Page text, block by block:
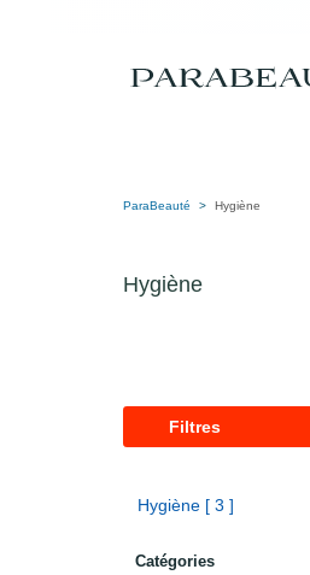
ParaBeauté Hygiène
Hygiène
Filtres
Hygiène [ 3 ]
Catégories